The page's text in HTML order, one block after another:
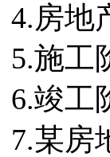
4.房地
5.施工
6.竣工
7.某房